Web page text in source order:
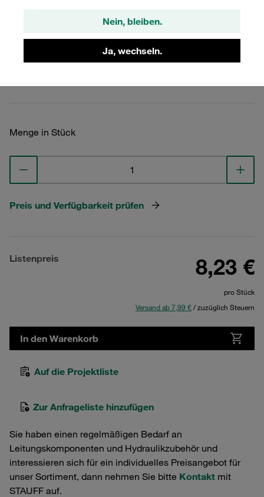
Nein, bleiben.
Ja, wechseln.
SP-110-PP-DP-AS-M-W5
STAUFF Materialnr. 1110000886
Menge in Stück
Preis und Verfügbarkeit prüfen
Listenpreis 8,23 €
pro Stück
Versand ab 7,99 €/ zuzüglich Steuern
In den Warenkorb
Auf die Projektliste
Zur Anfrageliste hinzufügen
Sie haben einen regelmäßigen Bedarf an
Leitungskomponenten und Hydraulikzubehör und
interessieren sich für ein individuelles Preisangebot für
unser Sortiment, dann nehmen Sie bitte Kontakt mit
STAUFF auf.